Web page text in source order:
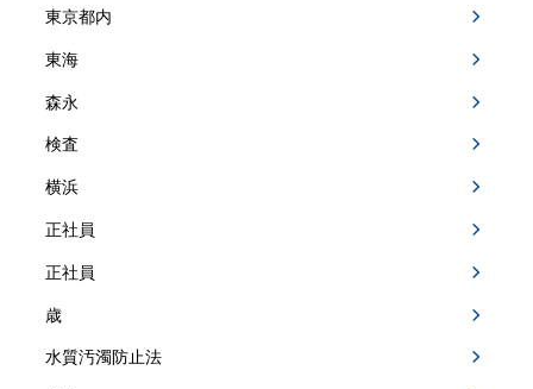
東京都内
東海
森永
検査
横浜
正社員
正社員
歳
水質汚濁防止法